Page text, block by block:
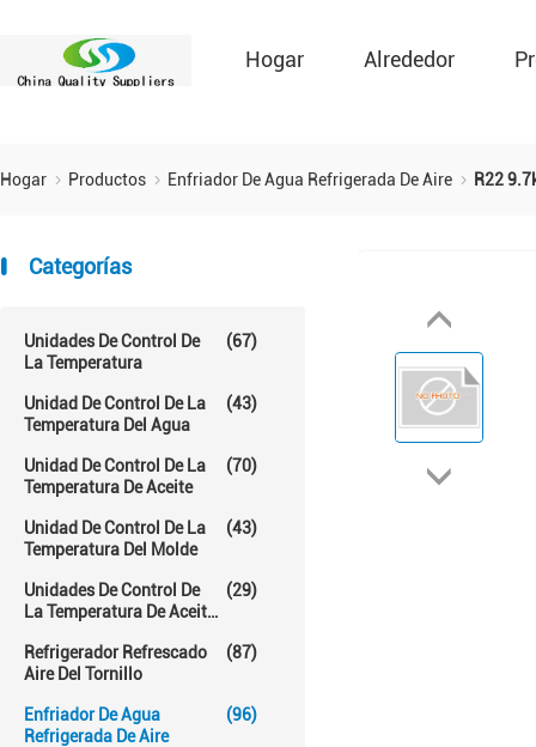
Hogar Alrededor
Hogar Productos Enfriador De Agua Refrigerada De Aire R22
Categorías
Unidades De Control De
La Temperatura
(67)
Unidad De Control De La
Temperatura Del Agua
(43)
Unidad De Control De La
Temperatura De Aceite
(70)
Unidad De Control De La
Temperatura Del Molde
(43)
Unidades De Control De
La Temperatura De Aceite
(29)
Refrigerador Refrescado
Aire Del Tornillo
(87)
Enfriador De Agua
Refrigerada De Aire
(96)